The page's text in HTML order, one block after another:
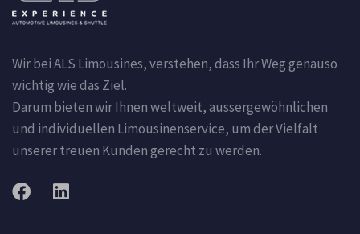
Wir bei ALS Limousines, verstehen, dass Ihr Weg genauso
wichtig wie das Ziel.
Darum bieten wir Ihnen weltweit, aussergewöhnlichen
und individuellen Limousinenservice, um der Vielfalt
unserer treuen Kunden gerecht zu werden.